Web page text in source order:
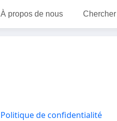
À propos de nous Chercher
Politique de confidentialité